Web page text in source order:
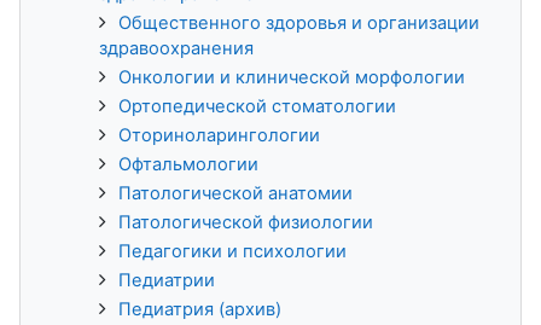
Общественного здоровья и организации
здравоохранения
Онкологии и клинической морфологии
Ортопедической стоматологии
Оториноларингологии
Офтальмологии
Патологической анатомии
Патологической физиологии
Педагогики и психологии
Педиатрии
Педиатрия (архив)